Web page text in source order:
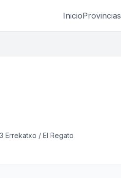
InicioProvincias
Errekatxo / El Regato